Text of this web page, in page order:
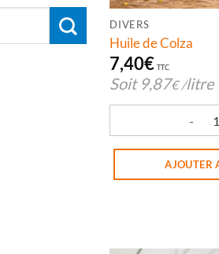
DIVERS
Huile de Colza
7,40€ TTC
Soit 9,87€ /litre
quantité de Huile
AJOUTER